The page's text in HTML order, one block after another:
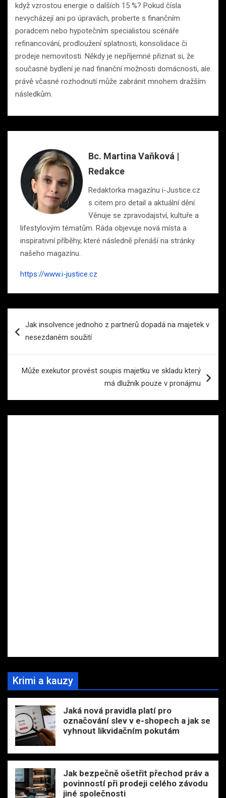
když vzrostou energie o dalších 15 %? Pokud čísla
nevycházejí ani po úpravách, proberte s finančním
poradcem nebo hypotečním specialistou scénáře
refinancování, prodloužení splatnosti, konsolidace či
prodeje nemovitosti. Někdy je nepříjemné přiznat si, že
současné bydlení je nad finanční možnosti domácnosti, ale
právě včasné rozhodnutí může zabránit mnohem dražším
následkům.
Bc. Martina Vaňková |
Redakce
Redaktorka magazínu i-Justice.cz
s citem pro detail a aktuální dění.
Věnuje se zpravodajství, kultuře a
lifestylovým tématům. Ráda objevuje nová místa a
inspirativní příběhy, které následně přenáší na stránky
našeho magazínu.
https://www.i-justice.cz
proJak insolvence jednoho z partnerů dopadá na majetek v
nesezdaném soužití
Může exekutor provést soupis majetku ve skladu který
má dlužník pouze v pronájmu
Krimi a kauzy
Jaká nová pravidla platí pro
označování slev v e-shopech a jak se
vyhnout likvidačním pokutám
Jak bezpečně ošetřit přechod práv a
povinností při prodeji celého závodu
jiné společnosti